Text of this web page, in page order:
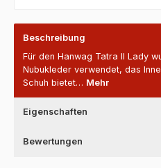
Beschreibung
Für den Hanwag Tatra II Lady
Nubukleder verwendet, das
Schuh bietet… Mehr
Eigenschaften
Bewertungen